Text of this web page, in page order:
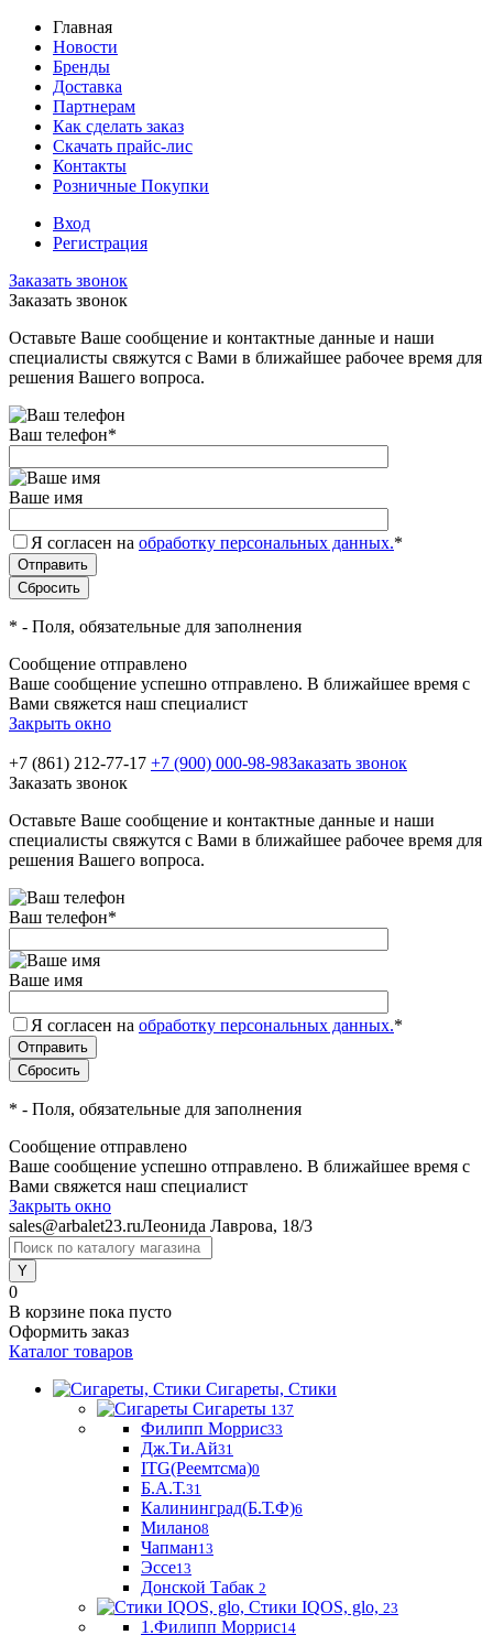
Главная
Новости
Бренды
Доставка
Партнерам
Как сделать заказ
Скачать прайс-лис
Контакты
Розничные Покупки
Вход
Регистрация
Заказать звонок
Заказать звонок
Оставьте Ваше сообщение и контактные данные и наши
специалисты свяжутся с Вами в ближайшее рабочее время для
решения Вашего вопроса.
Ваш телефон*
Ваше имя
Я согласен на обработку персональных данных.*
* - Поля, обязательные для заполнения
Сообщение отправлено
Ваше сообщение успешно отправлено. В ближайшее время с
Вами свяжется наш специалист
Закрыть окно
+7 (861) 212-77-17 +7 (900) 000-98-98Заказать звонок
Заказать звонок
Оставьте Ваше сообщение и контактные данные и наши
специалисты свяжутся с Вами в ближайшее рабочее время для
решения Вашего вопроса.
Ваш телефон*
Ваше имя
Я согласен на обработку персональных данных.*
* - Поля, обязательные для заполнения
Сообщение отправлено
Ваше сообщение успешно отправлено. В ближайшее время с
Вами свяжется наш специалист
Закрыть окно
sales@arbalet23.ruЛеонида Лаврова, 18/3
0
В корзине пока пусто
Оформить заказ
Каталог товаров
Сигареты, Стики
Сигареты 137
Филипп Моррис33
Дж.Ти.Ай31
ITG(Реемтсма)0
Б.А.Т.31
Калининград(Б.Т.Ф)6
Милано8
Чапман13
Эссе13
Донской Табак 2
Стики IQOS, glo, 23
1.Филипп Моррис14